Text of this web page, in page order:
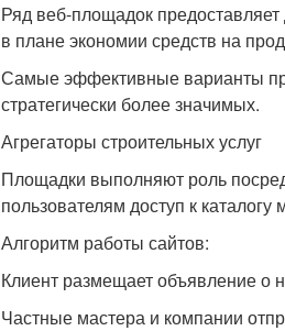
Ряд веб-площадок
в плане экономии средств на
Самые эффективные варианты
стратегически более значимых.
Агрегаторы строительных услуг
Площадки выполняют роль
пользователям доступ к каталогу
Алгоритм работы сайтов:
Клиент размещает объявление о
Частные мастера и компании